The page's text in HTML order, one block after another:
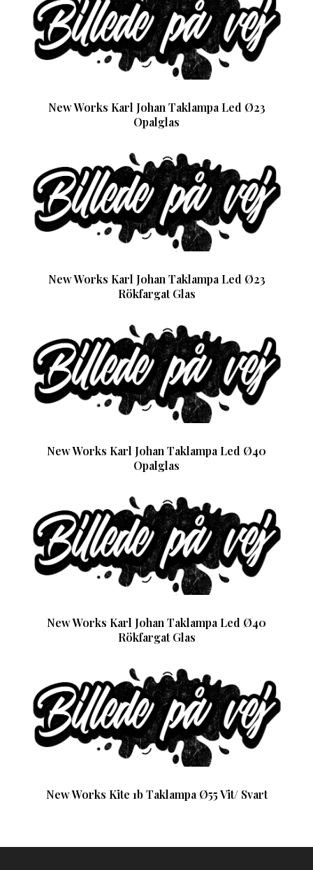
New Works Karl Johan Taklampa Led Ø23
Opalglas
New Works Karl Johan Taklampa Led Ø23
Rökfargat Glas
New Works Karl Johan Taklampa Led Ø40
Opalglas
New Works Karl Johan Taklampa Led Ø40
Rökfargat Glas
New Works Kite 1b Taklampa Ø55 Vit/ Svart